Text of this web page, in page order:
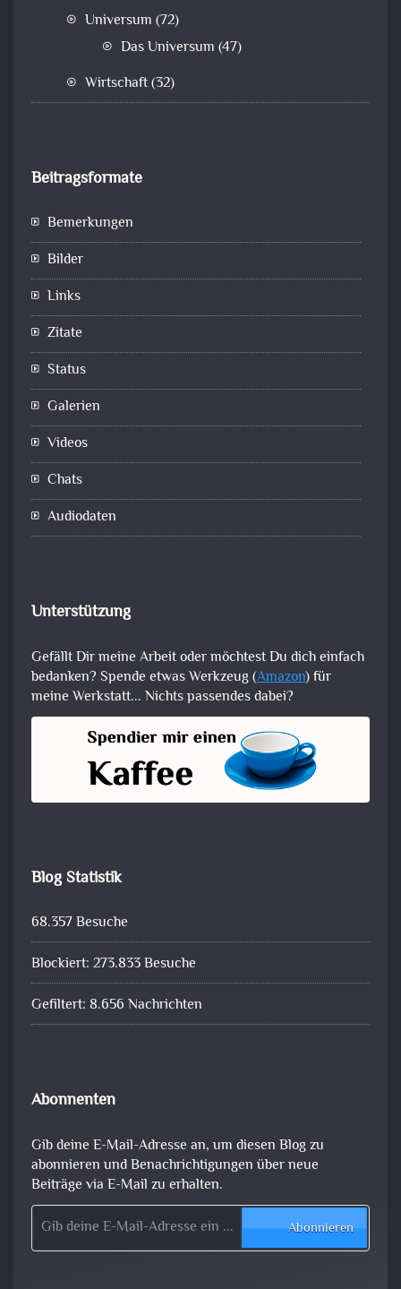
Universum (72)
Das Universum (47)
Wirtschaft(32)
Beitragsformate
Bemerkungen
Bilder
Links
Zitate
Status
Galerien
Videos
Chats
Audiodaten
Unterstützung
Gefällt Dir meine Arbeit oder möchtest Du dich einfach
bedanken? Spende etwas Werkzeug (Amazon) für
meine Werkstatt... Nichts passendes dabei?
Blog Statistik
68.357 Besuche
Blockiert: 273.833 Besuche
Gefiltert: 8.656 Nachrichten
Abonnenten
Gib deine E-Mail-Adresse an, um diesen Blog zu
abonnieren und Benachrichtigungen über neue
Beiträge via E-Mail zu erhalten.
Gib deine E-Mail-Adresse ein ...
Abonnieren